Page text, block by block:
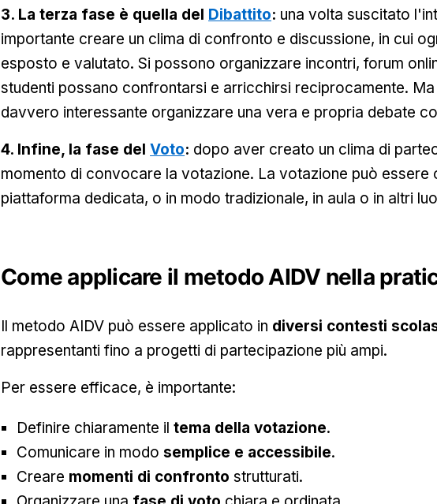
3. La terza fase è quella del Dibattito: una volta suscitato
importante creare un clima di confronto e discussione, in cui
esposto e valutato. Si possono organizzare incontri, forum
studenti possano confrontarsi e arricchirsi reciprocamente.
davvero interessante organizzare una vera e propria debate
4. Infine, la fase delVoto: dopo aver creato un clima di
momento di convocare la votazione. La votazione può essere
piattaforma dedicata, o in modo tradizionale, in aula o in altri
Come applicare il metodo AIDV nella
Il metodo AIDV può essere applicato in diversi contesti
rappresentanti fino a progetti di partecipazione più ampi.
Per essere efficace, è importante:
Definire chiaramente iltema della votazione.
Comunicare in modo semplice e accessibile.
Creare momenti di confronto strutturati.